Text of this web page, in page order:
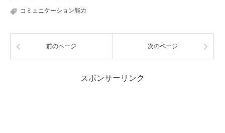
コミュニケーション能力
前のページ 次のページ
スポンサーリンク